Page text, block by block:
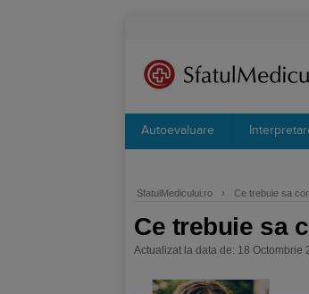
Autoevaluare
SfatulMedicului.ro › Ce trebuie sa
Ce trebuie sa
Actualizat la data de: 18 Octombrie